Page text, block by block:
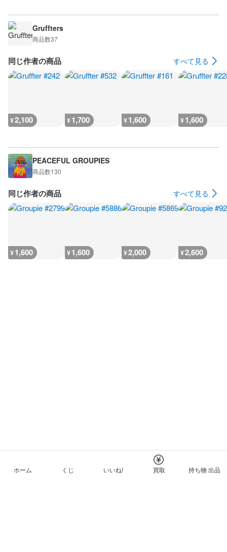
Gruffters
商品数37
同じ作者の商品 すべて見る
¥2,100 ¥1,700 ¥1,600 ¥1,600
PEACEFUL GROUPIES
商品数130
同じ作者の商品 すべて見る
¥1,600 ¥1,600 ¥2,000 ¥2,600
ホーム くじ いいね! 買取 持ち物 出品